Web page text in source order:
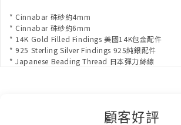
* Cinnabar 硃砂約4mm
* Cinnabar 硃砂約6mm
* 14K Gold Filled Findings 美國14K包金配件
* 925 Sterling Silver Findings 925純銀配件
* Japanese Beading Thread 日本彈力絲線
顧客好評